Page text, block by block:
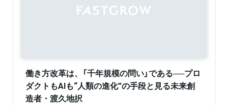
働き方改革は、「千年規模の問い」である──プロ
ダクトもAIも“人類の進化”の手段と見る未来創
造者・渡久地択